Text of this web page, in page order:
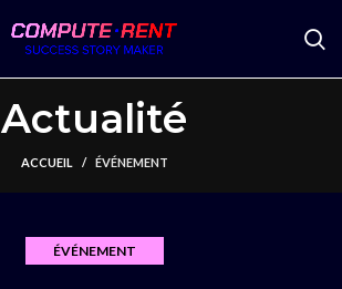
Actualité
ACCUEIL ÉVÉNEMENT
ÉVÉNEMENT